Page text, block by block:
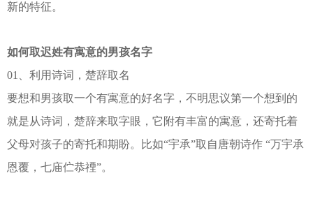
新的特征。
如何取迟姓有寓意的男孩名字
01、利用诗词，楚辞取名
要想和男孩取一个有寓意的好名字，不明思议第一个想到的
就是从诗词，楚辞来取字眼，它附有丰富的寓意，还寄托着
父母对孩子的寄托和期盼。比如“宇承”取自唐朝诗作 “万宇承
恩覆，七庙伫恭禋”。